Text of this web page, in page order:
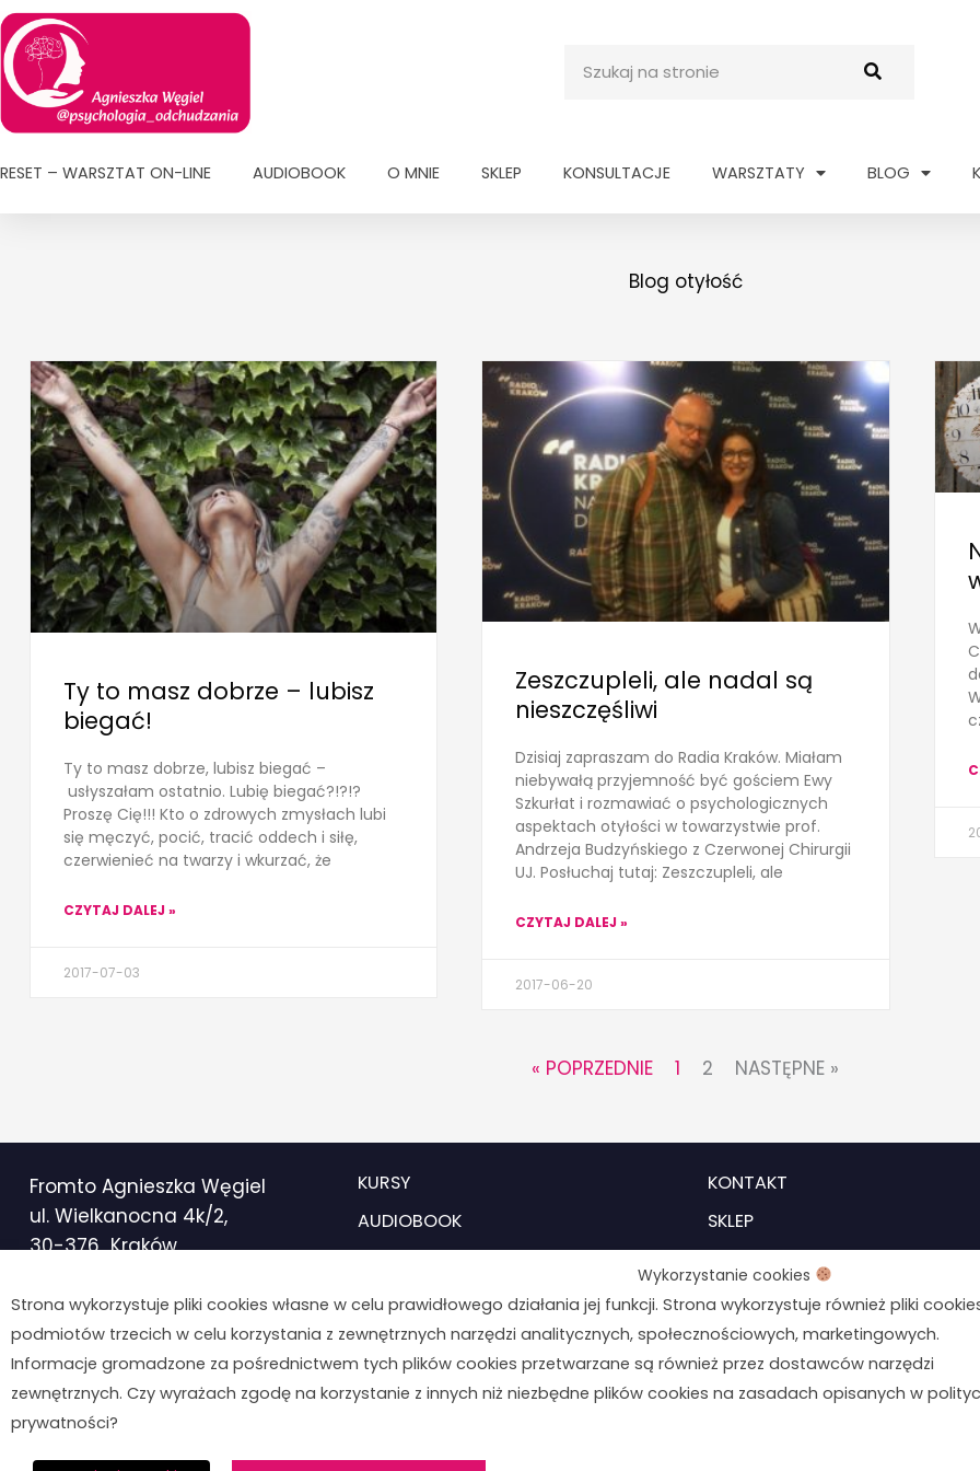
Przejdź
do
treści
RESET – WARSZTAT ON-LINE AUDIOBOOK O MNIE SKLEP KONSULTACJE WARSZTATY BLOG
Blog otyłość
Ty to masz dobrze – lubisz
biegać!
Ty to masz dobrze, lubisz biegać –
usłyszałam ostatnio. Lubię biegać?!?!?
Proszę Cię!!! Kto o zdrowych zmysłach lubi
się męczyć, pocić, tracić oddech i siłę,
czerwienieć na twarzy i wkurzać, że
CZYTAJ DALEJ »
2017-07-03
Zeszczupleli, ale nadal są
nieszczęśliwi
Dzisiaj zapraszam do Radia Kraków. Miałam
niebywałą przyjemność być gościem Ewy
Szkurłat i rozmawiać o psychologicznych
aspektach otyłości w towarzystwie prof.
Andrzeja Budzyńskiego z Czerwonej Chirurgii
UJ. Posłuchaj tutaj: Zeszczupleli, ale
CZYTAJ DALEJ »
2017-06-20
« POPRZEDNIE
STRONA
1
STRONA
2 NASTĘPNE »
Fromto Agnieszka Węgiel
ul. Wielkanocna 4k/2,
30-376 Kraków,
490 825 790
Obsługa klienta:
:00–16:00
KURSY
AUDIOBOOK
BLOG
KONSULTACJE
KONTAKT
SKLEP
REGULAMIN
POLITYKA PRYWATNOŚCI
USTAWIENIA COOKIES
Wykorzystanie cookies
Strona wykorzystuje pliki cookies własne w celu prawidłowego działania jej funkcji. Strona wykorzystuje również pliki
podmiotów trzecich w celu korzystania z zewnętrznych narzędzi analitycznych, społecznościowych, marketingowych.
Informacje gromadzone za pośrednictwem tych plików cookies przetwarzane są również przez dostawców narzędzi
zewnętrznych. Czy wyrażach zgodę na korzystanie z innych niż niezbędne plików cookies na zasadach opisanych w
prywatności?